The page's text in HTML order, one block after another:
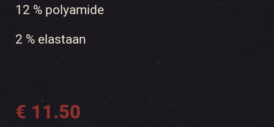
12 % polyamide
2 % elastaan
€ 11.50